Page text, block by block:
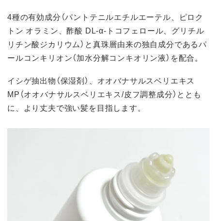
4種の有効成分（パントテニルエチルエーテル、ピロク
トン オラミン、酢酸 DL-α-トコフェロール、グリチル
リチン酸ジカリウム）と真珠層由来の独自成分であるパ
ールコンキリオン（加水分解コンキオリン液）を配合。
イシゲ抽出物（保湿剤）、オオバナサルスベリエキス
MP（オオバナサルスベリエキス/皮フ調整成分）ととも
に、より丈夫で強い髪を目指します。